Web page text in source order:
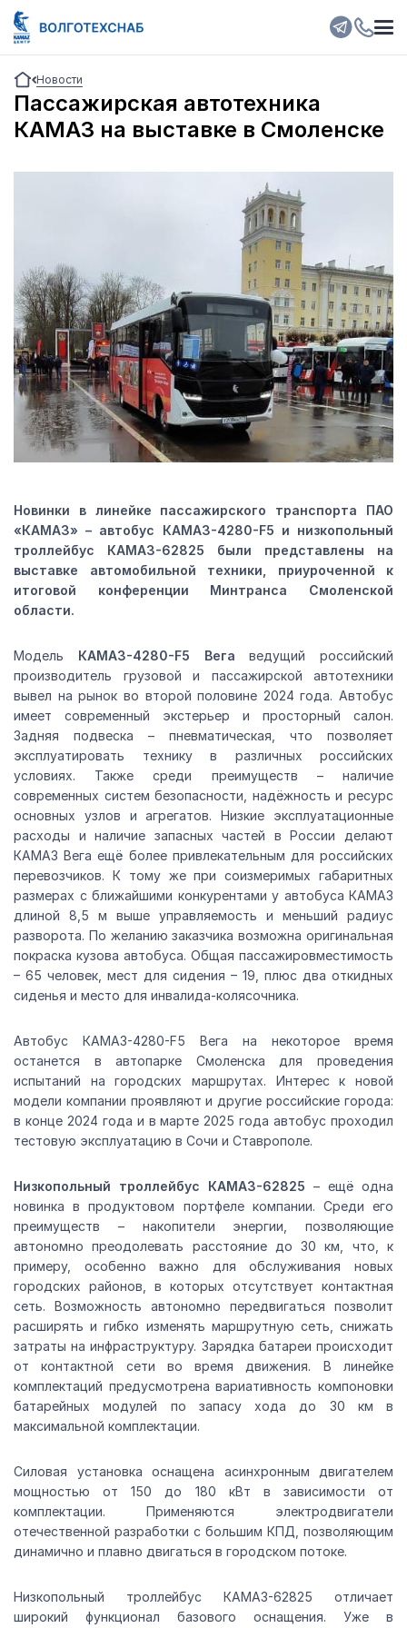
Новости
Пассажирская автотехника
КАМАЗ на выставке в Смоленске
Новинки в линейке пассажирского транспорта ПАО
«КАМАЗ» – автобус КАМАЗ-4280-F5 и низкопольный
троллейбус КАМАЗ-62825 были представлены на
выставке автомобильной техники, приуроченной к
итоговой конференции Минтранса Смоленской
области.
Модель КАМАЗ-4280-F5 Вегаведущий российский
производитель грузовой и пассажирской автотехники
вывел на рынок во второй половине 2024 года. Автобус
имеет современный экстерьер и просторный салон.
Задняя подвеска – пневматическая, что позволяет
эксплуатировать технику в различных российских
условиях. Также среди преимуществ – наличие
современных систем безопасности, надёжность и ресурс
основных узлов и агрегатов. Низкие эксплуатационные
расходы и наличие запасных частей в России делают
КАМАЗ Вега ещё более привлекательным для российских
перевозчиков. К тому же при соизмеримых габаритных
размерах с ближайшими конкурентами у автобуса КАМАЗ
длиной 8,5 м выше управляемость и меньший радиус
разворота. По желанию заказчика возможна оригинальная
покраска кузова автобуса. Общая пассажировместимость
– 65 человек, мест для сидения – 19, плюс два откидных
сиденья и место для инвалида-колясочника.
Автобус КАМАЗ-4280-F5 Вега на некоторое время
останется в автопарке Смоленска для проведения
испытаний на городских маршрутах. Интерес к новой
модели компании проявляют и другие российские города:
в конце 2024 года и в марте 2025 года автобус проходил
тестовую эксплуатацию в Сочи и Ставрополе.
Низкопольный троллейбус КАМАЗ-62825 – ещё одна
новинка в продуктовом портфеле компании. Среди его
преимуществ – накопители энергии, позволяющие
автономно преодолевать расстояние до 30 км, что, к
примеру, особенно важно для обслуживания новых
городских районов, в которых отсутствует контактная
сеть. Возможность автономно передвигаться позволит
расширять и гибко изменять маршрутную сеть, снижать
затраты на инфраструктуру. Зарядка батареи происходит
от контактной сети во время движения. В линейке
комплектаций предусмотрена вариативность компоновки
батарейных модулей по запасу хода до 30 км в
максимальной комплектации.
Силовая установка оснащена асинхронным двигателем
мощностью от 150 до 180 кВт в зависимости от
комплектации. Применяются электродвигатели
отечественной разработки с большим КПД, позволяющим
динамично и плавно двигаться в городском потоке.
Низкопольный троллейбус КАМАЗ-62825 отличает
широкий функционал базового оснащения. Уже в